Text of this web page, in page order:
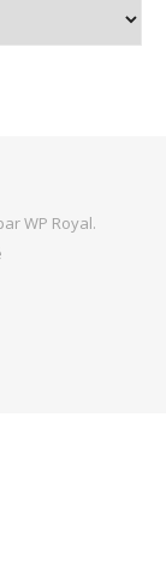
WP Royal.